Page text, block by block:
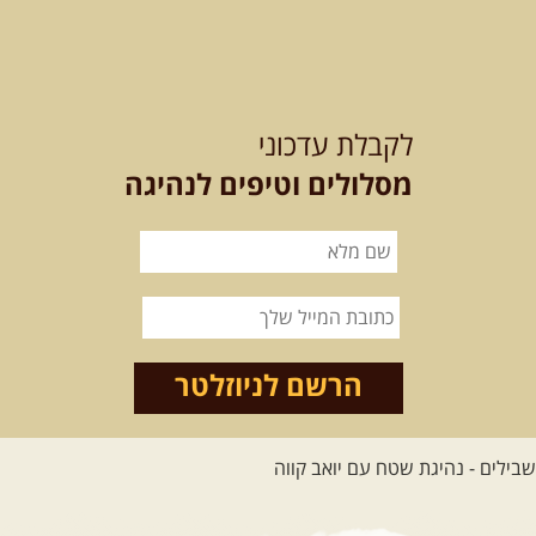
נצא מצומת גולנו למסע שטח מרתק
בגליל. נבקר בקבר יתרו, ...
שישי-שבת-
מלח מים ושמים – טיולילה עם
האם אתם מחפשים חוויה מיוחדת
בטבע? מחפשים חוויה שתעניק לכם ...
לקבלת עדכוני
מסלולים וטיפים לנהיגה
הרשם לניוזלטר